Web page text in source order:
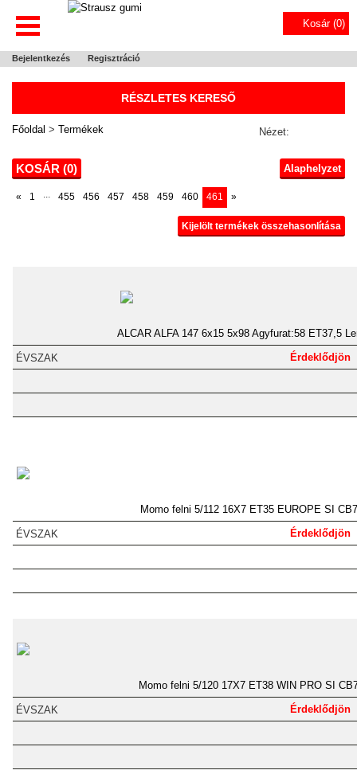
Kosár (0)
Bejelentkezés Regisztráció
RÉSZLETES KERESŐ
Főoldal > Termékek Nézet:
KOSÁR (0) Alaphelyzet
« 1 ... 455 456 457 458 459 460 461 »
Kijelölt termékek összehasonlítása
ALCAR ALFA 147 6x15 5x98 Agyfurat:58 ET37,5
Érdeklődjön
Momo felni 5/112 16X7 ET35 EUROPE SI
Érdeklődjön
Momo felni 5/120 17X7 ET38 WIN PRO SI
Érdeklődjön